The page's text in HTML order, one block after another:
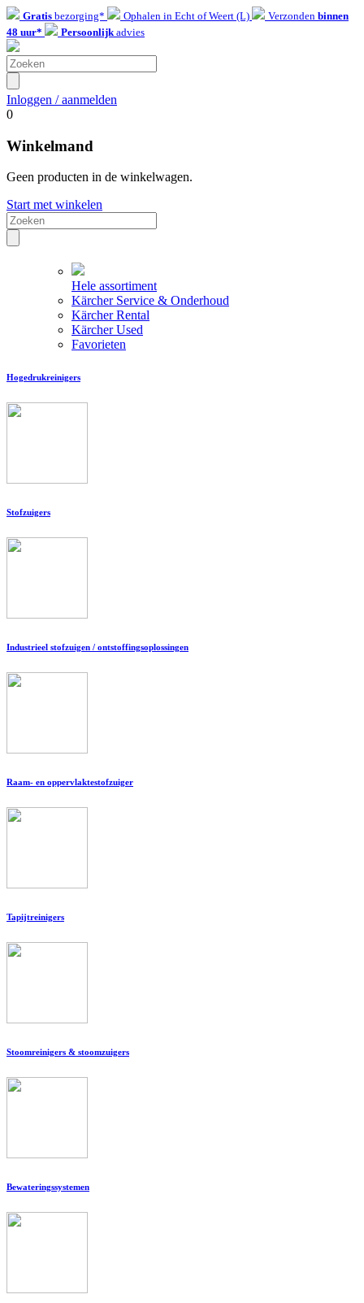
Gratis bezorging* Ophalen in Echt of Weert (L) Verzonden binnen
48 uur*
Persoonlijkadvies
Inloggen / aanmelden
0
Winkelmand
Geen producten in de winkelwagen.
Start met winkelen
Hele assortiment
Kärcher Service & Onderhoud
Kärcher Rental
Kärcher Used
Favorieten
Hogedrukreinigers
Stofzuigers
Industrieel stofzuigen / ontstoffingsoplossingen
Raam- en oppervlaktestofzuiger
Tapijtreinigers
Stoomreinigers & stoomzuigers
Bewateringssystemen